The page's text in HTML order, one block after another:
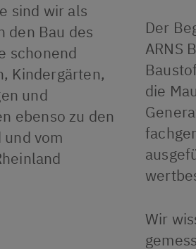
sind wir als
den Bau des
schonend
Kindergärten,
und
ebenso zu den
vom
Der
ARNS
die
Wir